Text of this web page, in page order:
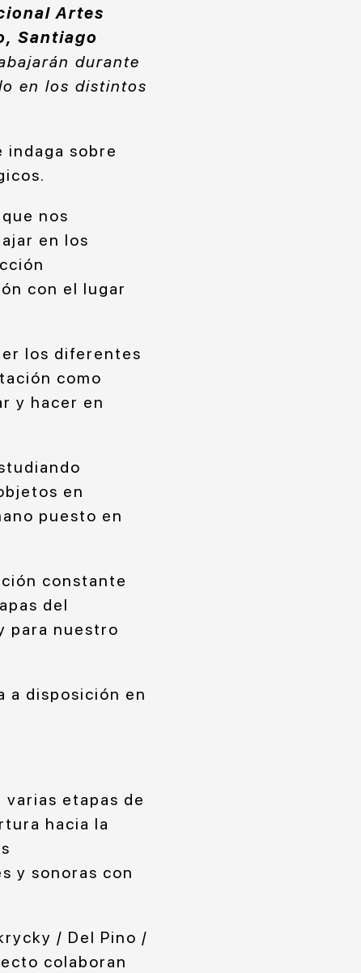
Artes
Santiago
durante
en los distintos
indaga sobre
nos
en los
con el lugar
los diferentes
como
y hacer en
en
puesto en
constante
del
para nuestro
a disposición en
etapas de
hacia la
y sonoras con
/ Del Pino /
colaboran